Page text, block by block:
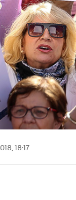
18:17